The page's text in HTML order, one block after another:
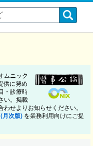
ムニック
供に努め
・診療時
い。掲載
せよりお知らせください。
月次版) を業務利用向けにご提